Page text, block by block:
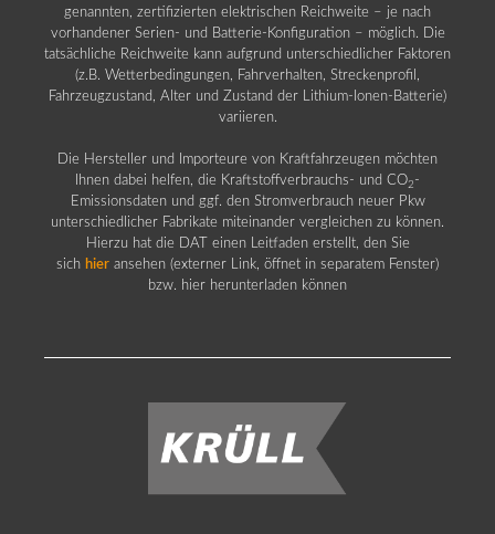
genannten, zertifizierten elektrischen Reichweite – je nach
vorhandener Serien- und Batterie-Konfiguration – möglich. Die
tatsächliche Reichweite kann aufgrund unterschiedlicher Faktoren
(z.B. Wetterbedingungen, Fahrverhalten, Streckenprofil,
Fahrzeugzustand, Alter und Zustand der Lithium-Ionen-Batterie)
variieren.
Die Hersteller und Importeure von Kraftfahrzeugen möchten
Ihnen dabei helfen, die Kraftstoffverbrauchs- und CO2 -
Emissionsdaten und ggf. den Stromverbrauch neuer Pkw
unterschiedlicher Fabrikate miteinander vergleichen zu können.
Hierzu hat die DAT einen Leitfaden erstellt, den Sie
sich hier ansehen (externer Link, öffnet in separatem Fenster)
bzw. hier herunterladen können